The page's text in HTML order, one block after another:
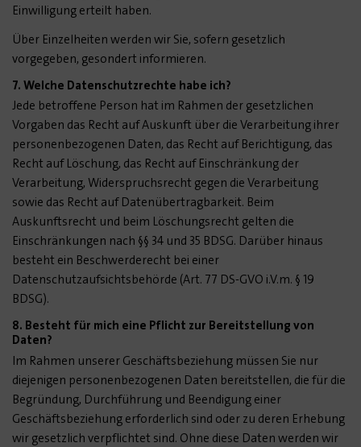
Einwilligung erteilt haben.
Über Einzelheiten werden wir Sie, sofern gesetzlich
vorgegeben, gesondert informieren.
7. Welche Datenschutzrechte habe ich?
Jede betroffene Person hat im Rahmen der gesetzlichen
Vorgaben das Recht auf Auskunft über die Verarbeitung ihrer
personenbezogenen Daten, das Recht auf Berichtigung, das
Recht auf Löschung, das Recht auf Einschränkung der
Verarbeitung, Widerspruchsrecht gegen die Verarbeitung
sowie das Recht auf Datenübertragbarkeit. Beim
Auskunftsrecht und beim Löschungsrecht gelten die
Einschränkungen nach §§ 34 und 35 BDSG. Darüber hinaus
besteht ein Beschwerderecht bei einer
Datenschutzaufsichtsbehörde (Art. 77 DS-GVO i.V.m. § 19
BDSG).
8. Besteht für mich eine Pflicht zur Bereitstellung von
Daten?
Im Rahmen unserer Geschäftsbeziehung müssen Sie nur
diejenigen personenbezogenen Daten bereitstellen, die für die
Begründung, Durchführung und Beendigung einer
Geschäftsbeziehung erforderlich sind oder zu deren Erhebung
wir gesetzlich verpflichtet sind. Ohne diese Daten werden wir